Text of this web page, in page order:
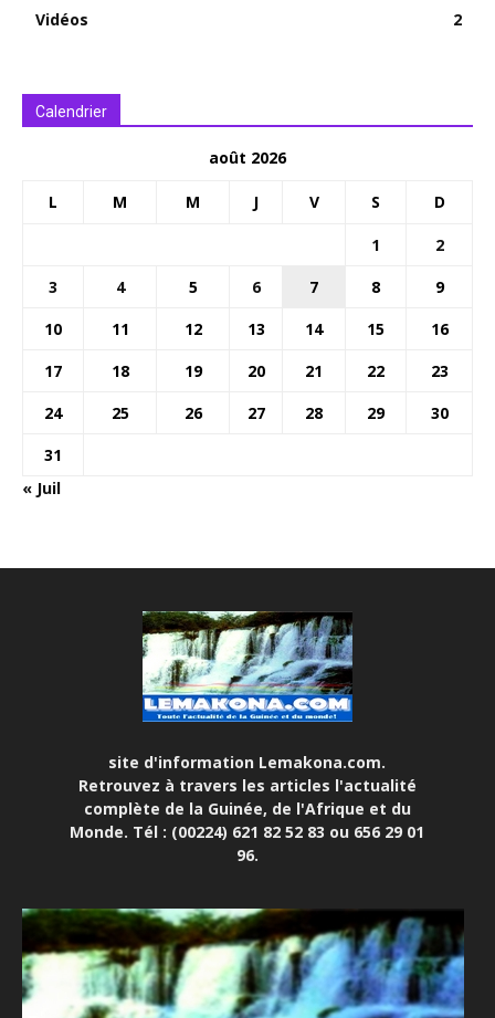
Vidéos
2
Calendrier
août 2026
L M M J V S D
1
2
3
4 5 6 7 8
9
10
11 12 13 14 15
16
17
18 19 20 21 22
23
24
25 26 27 28 29
30
31
« Juil
site d'information Lemakona.com.
Retrouvez à travers les articles l'actualité
complète de la Guinée, de l'Afrique et du
Monde. Tél : (00224) 621 82 52 83 ou 656 29 01
96.